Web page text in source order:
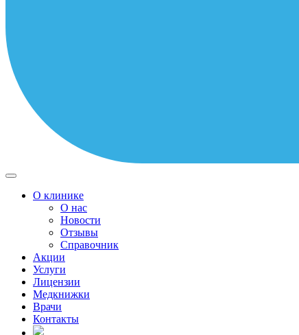
О клинике
О нас
Новости
Отзывы
Справочник
Акции
Услуги
Лицензии
Медкнижки
Врачи
Контакты